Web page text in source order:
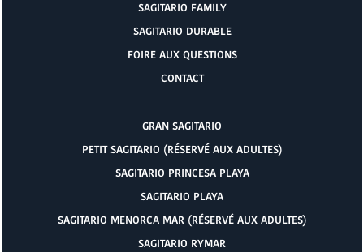
SAGITARIO FAMILY
SAGITARIO DURABLE
FOIRE AUX QUESTIONS
CONTACT
GRAN SAGITARIO
PETIT SAGITARIO (RÉSERVÉ AUX ADULTES)
SAGITARIO PRINCESA PLAYA
SAGITARIO PLAYA
SAGITARIO MENORCA MAR (RÉSERVÉ AUX ADULTES)
SAGITARIO RYMAR